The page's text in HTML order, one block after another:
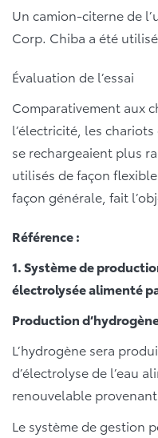
Un camion-citerne de
Corp. Chiba a été
Évaluation de l’essai
Comparativement aux
l’électricité, les
se rechargeaient plus
utilisés de façon
façon générale, fait
Référence :
1. Système de
électrolysée alimenté
Production
L’hydrogène sera
d’électrolyse de l’eau
renouvelable provenant
Le système de gestion